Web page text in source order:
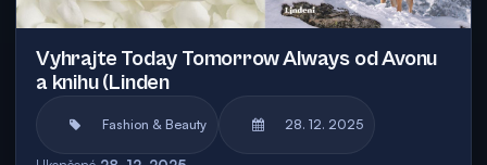
Vyhrajte Today Tomorrow Always od Avonu
a knihu (Linden
Fashion & Beauty 28. 12. 2025